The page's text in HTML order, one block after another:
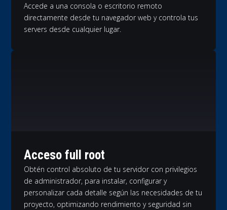
Accede a una consola o escritorio remoto
directamente desde tu navegador web y controla tus
servers desde cualquier lugar.
Acceso full root
Obtén control absoluto de tu servidor con privilegios
de administrador, para instalar, configurar y
personalizar cada detalle según las necesidades de tu
proyecto, optimizando rendimiento y seguridad sin